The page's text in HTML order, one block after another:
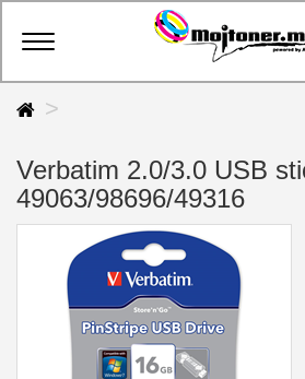
Toggle
Verbatim 2.0/3.0 USB
49063/98696/49316